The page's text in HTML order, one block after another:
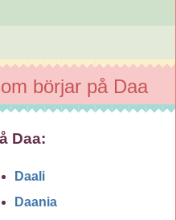
börjar på Daa
Daa:
Daali
Daania